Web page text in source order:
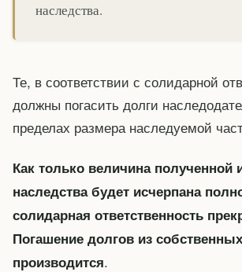
наследства.
Те, в соответствии с солидарной
должны погасить долги
пределах размера наследуемой
Как только величина полученной
наследства будет исчерпана
солидарная ответственность
Погашение долгов из
производится.